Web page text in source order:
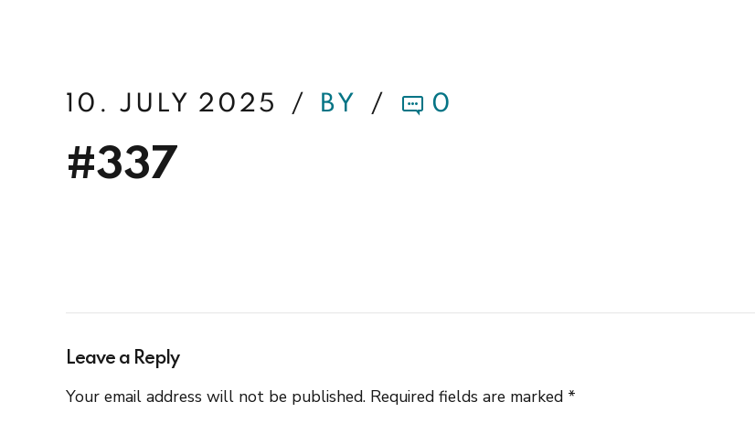
10. JULY 2025 BY 0
#337
Leave a Reply
Your email address will not be published. Required fields are marked *